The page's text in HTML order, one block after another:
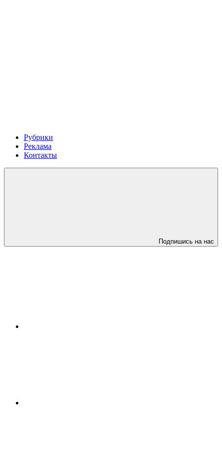
Рубрики
Реклама
Контакты
Подпишись на нас